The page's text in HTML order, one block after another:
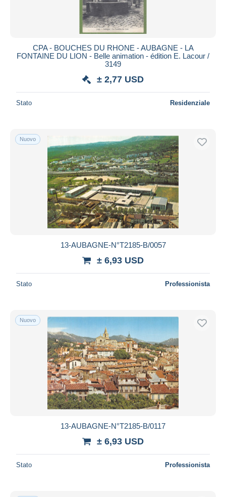
CPA - BOUCHES DU RHONE - AUBAGNE - LA
FONTAINE DU LION - Belle animation - édition E. Lacour /
3149
± 2,77 USD
Stato Residenziale
Nuovo
13-AUBAGNE-N°T2185-B/0057
± 6,93 USD
Stato Professionista
Nuovo
13-AUBAGNE-N°T2185-B/0117
± 6,93 USD
Stato Professionista